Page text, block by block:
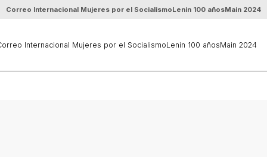
Correo Internacional Mujeres por el SocialismoLenin 100 añosMain 2024
Internacional Mujeres por el SocialismoLenin 100 añosMain 2024